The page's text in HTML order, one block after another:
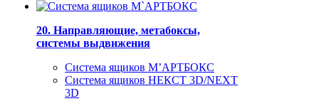
20. Направляющие, метабоксы,
системы выдвижения
Система ящиков М’АРТБОКС
Система ящиков НЕКСТ 3D/NEXT
3D